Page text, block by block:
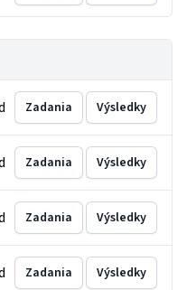
Zadania Výsledky
Zadania Výsledky
Zadania Výsledky
Zadania Výsledky